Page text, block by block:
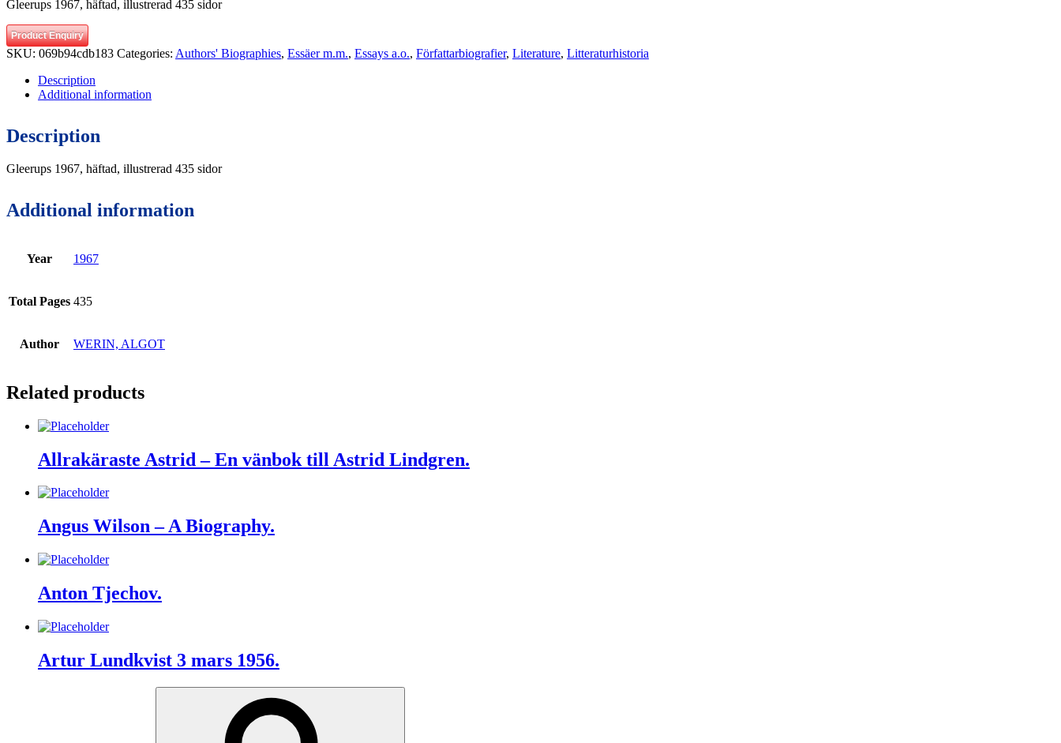
Gleerups 1967, häftad, illustrerad 435 sidor
Product Enquiry
SKU: 069b94cdb183 Categories: Authors' Biographies, Essäer m.m., Essays a.o., Författarbiografier, Literature, Litteraturhistoria
Description
Additional information
Description
Gleerups 1967, häftad, illustrerad 435 sidor
Additional information
Year 1967
Total Pages 435
Author WERIN, ALGOT
Related products
Allrakäraste Astrid – En vänbok till Astrid Lindgren.
Angus Wilson – A Biography.
Anton Tjechov.
Artur Lundkvist 3 mars 1956.